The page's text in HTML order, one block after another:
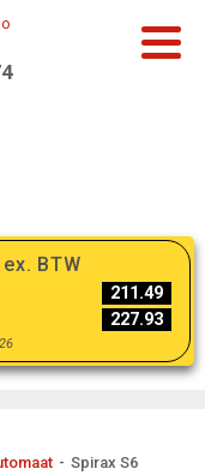
BTW
211.49
227.93
- Spirax S6